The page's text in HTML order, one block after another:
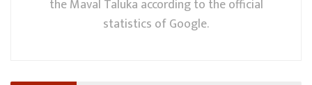
the Maval Taluka according to the official
statistics of Google.